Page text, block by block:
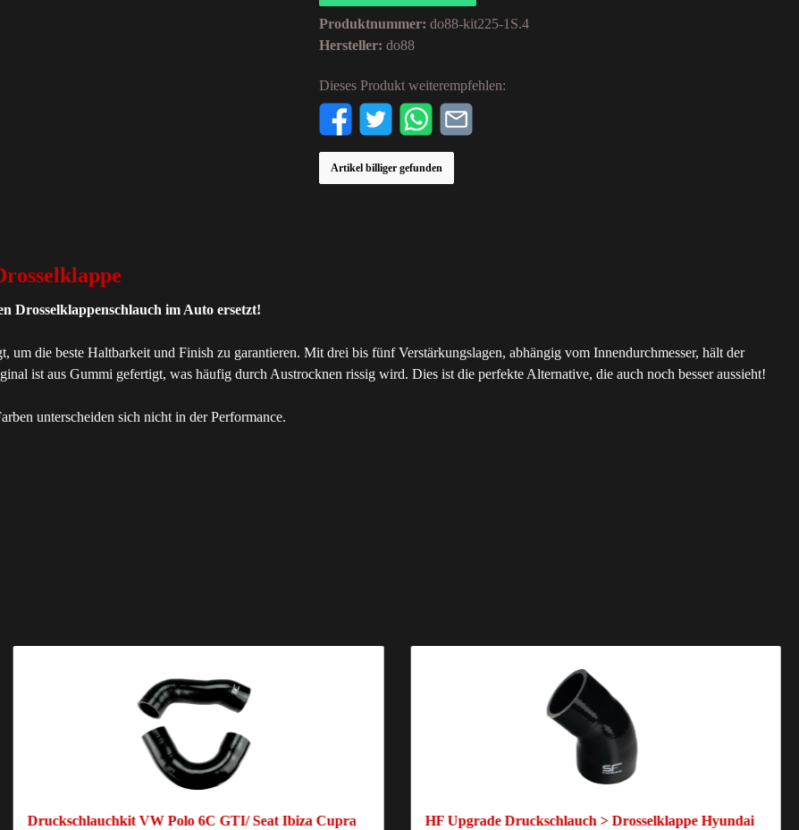
Produktnummer:do88-kit225-1S.4
Hersteller:do88
Dieses Produkt weiterempfehlen:
Artikel billiger gefunden
Drosselklappenschlauch im Auto ersetzt!
die beste Haltbarkeit und Finish zu garantieren. Mit drei bis fünf Verstärkungslagen, abhängig vom Innendurchmesser, hält der
ist aus Gummi gefertigt, was häufig durch Austrocknen rissig wird. Dies ist die perfekte Alternative, die auch noch besser aussieht!
unterscheiden sich nicht in der Performance.
Druckschlauchkit VW Polo 6C GTI/ Seat Ibiza Cupra
HF Upgrade Druckschlauch > Drosselklappe Hyundai